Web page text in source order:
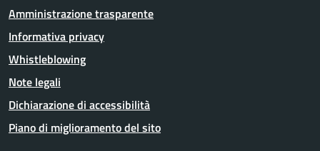
Amministrazione trasparente
Informativa privacy
Whistleblowing
Note legali
Dichiarazione di accessibilità
Piano di miglioramento del sito